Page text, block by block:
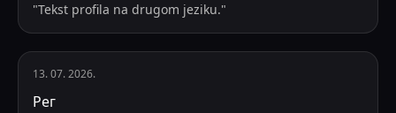
"Tekst profila na drugom jeziku."
13. 07. 2026.
Рег